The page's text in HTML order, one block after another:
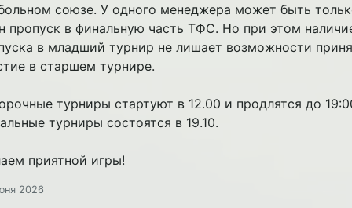
союзе. У одного менеджера может быть
пропуск в финальную часть ТФС. Но при этом
в младший турнир не лишает возможности
в старшем турнире.
турниры стартуют в 12.00 и продлятся до
турниры состоятся в 19.10.
приятной игры!
2026